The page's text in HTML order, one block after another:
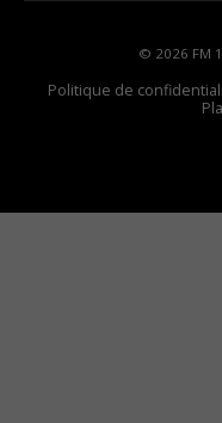
© 2026 FM
Politique de